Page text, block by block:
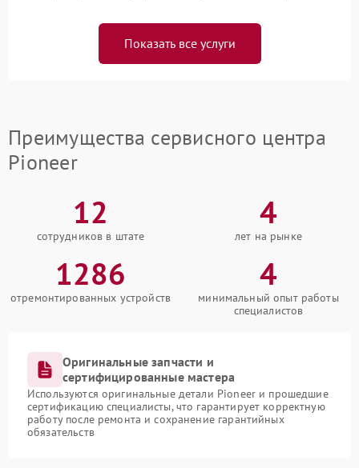
Показать все услуги
Преимущества сервисного центра
Pioneer
12
сотрудников в штате
4
лет на рынке
1286
отремонтированных устройств
4
минимальный опыт работы
специалистов
Оригинальные запчасти и
сертифицированные мастера
Используются оригинальные детали Pioneer и прошедшие
сертификацию специалисты, что гарантирует корректную
работу после ремонта и сохранение гарантийных
обязательств